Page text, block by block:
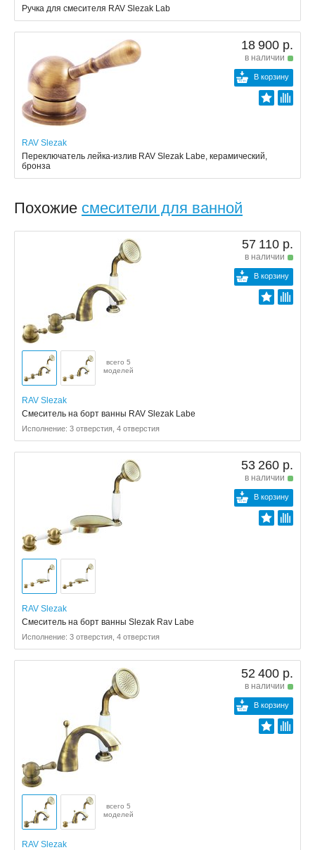
Ручка для смесителя RAV Slezak Lab
18 900 р.
в наличии
В корзину
RAV Slezak
Переключатель лейка-излив RAV Slezak Labe, керамический,
бронза
Похожие смесители для ванной
57 110 р.
в наличии
В корзину
всего 5
моделей
RAV Slezak
Смеситель на борт ванны RAV Slezak Labe
Исполнение: 3 отверстия, 4 отверстия
53 260 р.
в наличии
В корзину
RAV Slezak
Смеситель на борт ванны Slezak Rav Labe
Исполнение: 3 отверстия, 4 отверстия
52 400 р.
в наличии
В корзину
всего 5
моделей
RAV Slezak